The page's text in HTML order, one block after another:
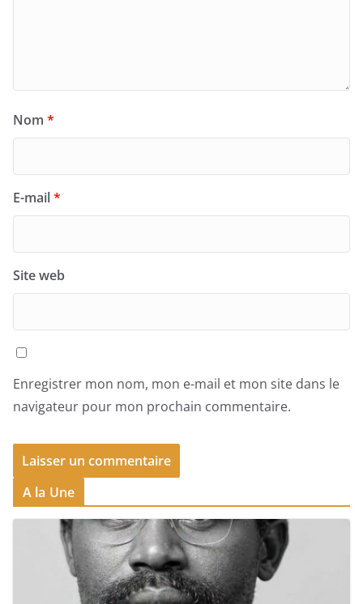
Nom *
E-mail*
Site web
Enregistrer mon nom, mon e-mail et mon site dans le
navigateur pour mon prochain commentaire.
A la Une